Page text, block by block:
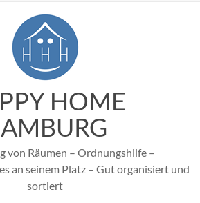
HOME
von Räumen – Ordnungshilfe –
an seinem Platz – Gut organisiert und
sortiert